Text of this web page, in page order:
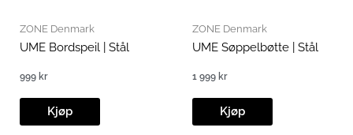
ZONE Denmark
UME Bordspeil | Stål
999 kr
Kjøp
ZONE Denmark
UME Søppelbøtte | Stål
1 999 kr
Kjøp